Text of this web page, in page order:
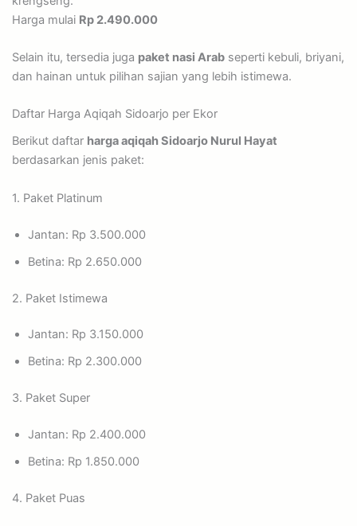
Harga mulai Rp 2.490.000
Selain itu, tersedia juga paket nasi Arabseperti kebuli, briyani,
dan hainan untuk pilihan sajian yang lebih istimewa.
Daftar Harga Aqiqah Sidoarjo per Ekor
Berikut daftar harga aqiqah Sidoarjo Nurul Hayat
berdasarkan jenis paket:
1. Paket Platinum
Jantan: Rp 3.500.000
Betina: Rp 2.650.000
2. Paket Istimewa
Jantan: Rp 3.150.000
Betina: Rp 2.300.000
3. Paket Super
Jantan: Rp 2.400.000
Betina: Rp 1.850.000
4. Paket Puas